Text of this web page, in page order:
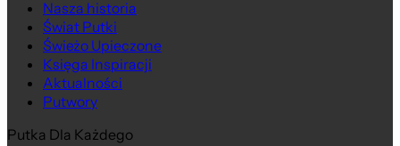
Nasza historia
Świat Putki
Świeżo Upieczone
Księga Inspiracji
Aktualności
Putwory
Putka Dla Każdego